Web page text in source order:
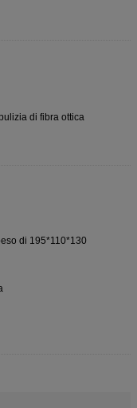
di fibra ottica
di 195*110*130